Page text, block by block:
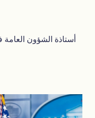
أستاذة الشؤون العامة